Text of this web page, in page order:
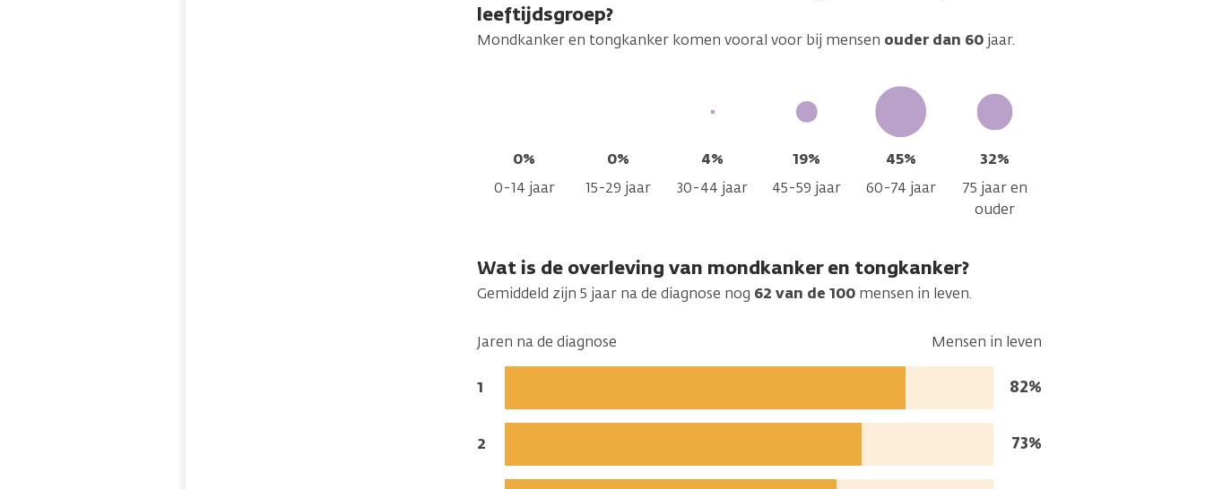
leeftijdsgroep?
Mondkanker en tongkanker komen vooral voor bij mensen ouder dan 60 jaar.
0%
0-14 jaar
0%
15-29 jaar
4%
30-44 jaar
19%
45-59 jaar
45%
60-74 jaar
32%
75 jaar en
ouder
Wat is de overleving van mondkanker en tongkanker?
Gemiddeld zijn 5 jaar na de diagnose nog 62 van de 100 mensen in leven.
Jaren na de diagnose Mensen in leven
Jaren
diagnose:
1
Mensen
82%
Jaren
2
Mensen
73%